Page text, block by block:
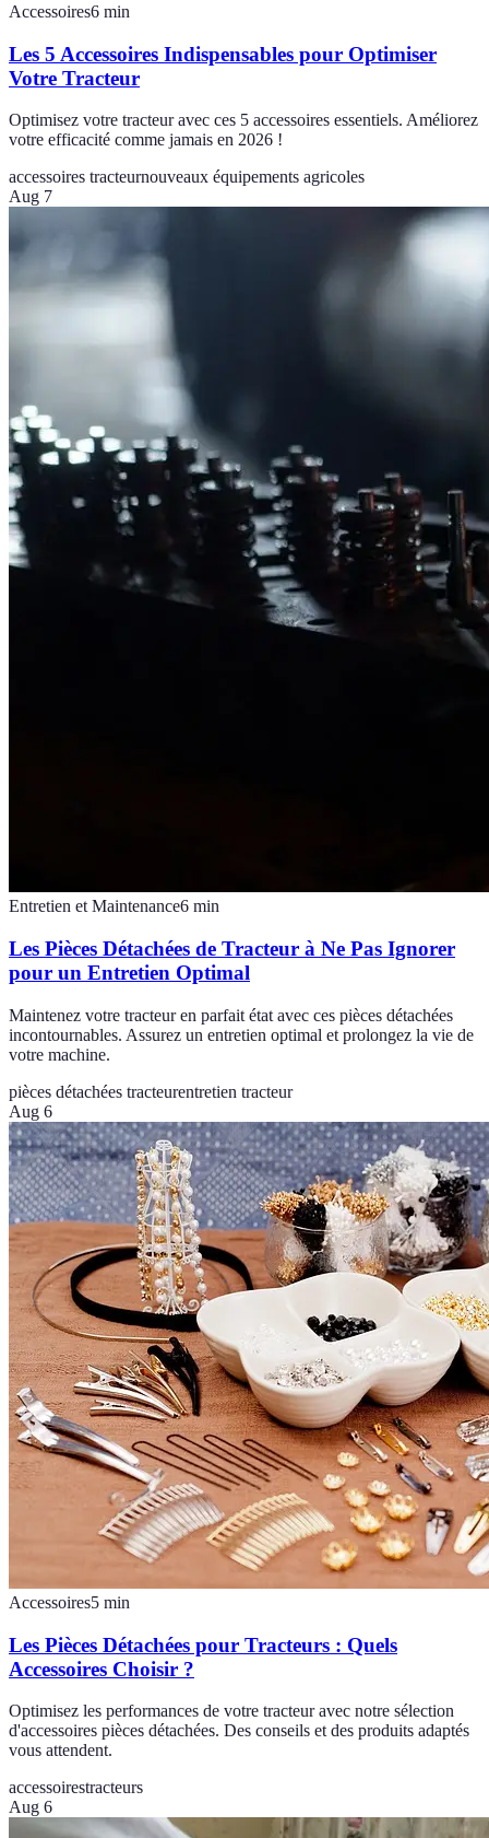
Accessoires6 min
Les 5 Accessoires Indispensables pour Optimiser
Votre Tracteur
Optimisez votre tracteur avec ces 5 accessoires essentiels. Améliorez
votre efficacité comme jamais en 2026 !
accessoires tracteurnouveaux équipements agricoles
Aug 7
Entretien et Maintenance6 min
Les Pièces Détachées de Tracteur à Ne Pas Ignorer
pour un Entretien Optimal
Maintenez votre tracteur en parfait état avec ces pièces détachées
incontournables. Assurez un entretien optimal et prolongez la vie de
votre machine.
pièces détachées tracteurentretien tracteur
Aug 6
Accessoires5 min
Les Pièces Détachées pour Tracteurs : Quels
Accessoires Choisir ?
Optimisez les performances de votre tracteur avec notre sélection
d'accessoires pièces détachées. Des conseils et des produits adaptés
vous attendent.
accessoirestracteurs
Aug 6